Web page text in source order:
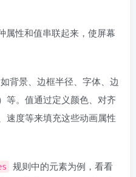
属性和值串联起来，使屏幕
背景、边框半径、字体、边
等。值通过定义颜色、对齐
速度等来填充这些动画属性
规则中的元素为例，看看